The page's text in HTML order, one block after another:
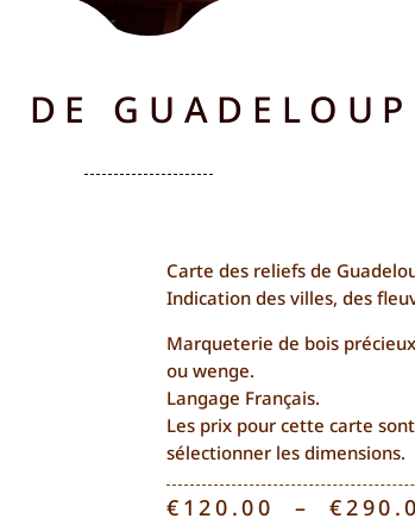
DE
Carte des reliefs de
Indication des villes, des
Marqueterie de bois
ou wenge.
Langage Français.
Les prix pour cette carte
sélectionner les dimensions.
€ 120.00 – €